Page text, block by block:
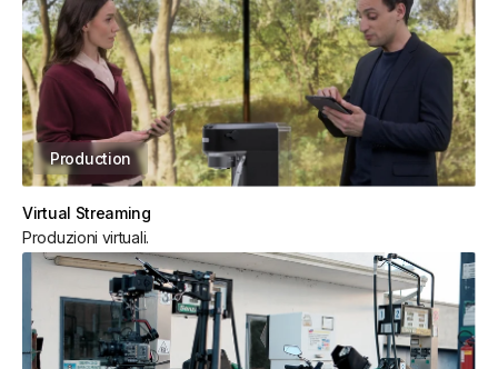
Production
Virtual Streaming
Produzioni virtuali.